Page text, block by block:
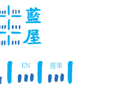
EN 選單